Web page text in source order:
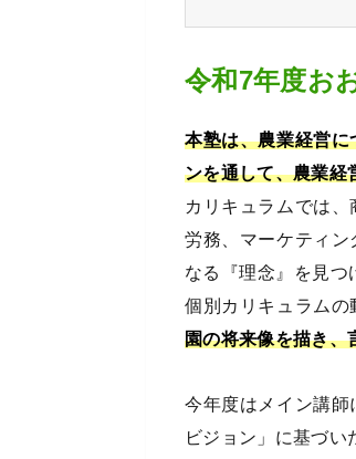
令和7年度お
本塾は、農業経営
ンを通して、農業経
カリキュラムでは
労務、マーケティン
なる『理念』を見つ
個別カリキュラムの
園の将来像を描き、
今年度はメイン講師
ビジョン」に基づい